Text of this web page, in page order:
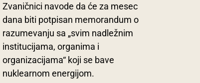
Zvaničnici navode da će za mesec
dana biti potpisan memorandum o
razumevanju sa „svim nadležnim
institucijama, organima i
organizacijama“ koji se bave
nuklearnom energijom.